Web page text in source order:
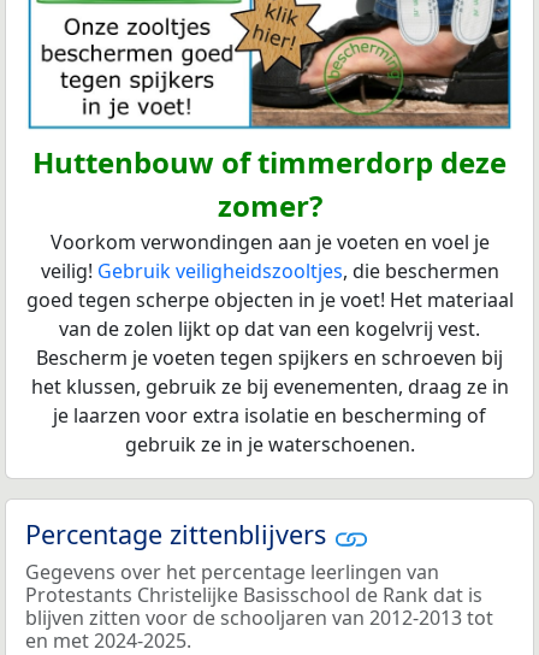
Huttenbouw of timmerdorp deze
zomer?
Voorkom verwondingen aan je voeten en voel je
veilig! Gebruik veiligheidszooltjes, die beschermen
goed tegen scherpe objecten in je voet! Het materiaal
van de zolen lijkt op dat van een kogelvrij vest.
Bescherm je voeten tegen spijkers en schroeven bij
het klussen, gebruik ze bij evenementen, draag ze in
je laarzen voor extra isolatie en bescherming of
gebruik ze in je waterschoenen.
Percentage zittenblijvers
Gegevens over het percentage leerlingen van
Protestants Christelijke Basisschool de Rank dat is
blijven zitten voor de schooljaren van 2012-2013 tot
en met 2024-2025.